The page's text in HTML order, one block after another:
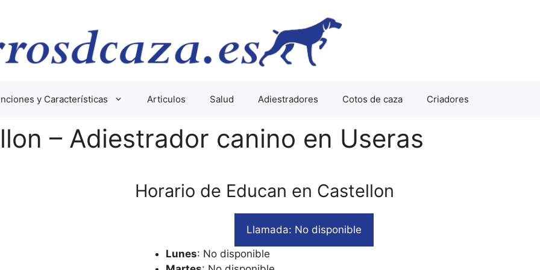
y Características Articulos Salud Adiestradores Cotos de caza Criadores
– Adiestrador canino en Useras
Horario de Educan en Castellon
Llamada: No disponible
Lunes: No disponible